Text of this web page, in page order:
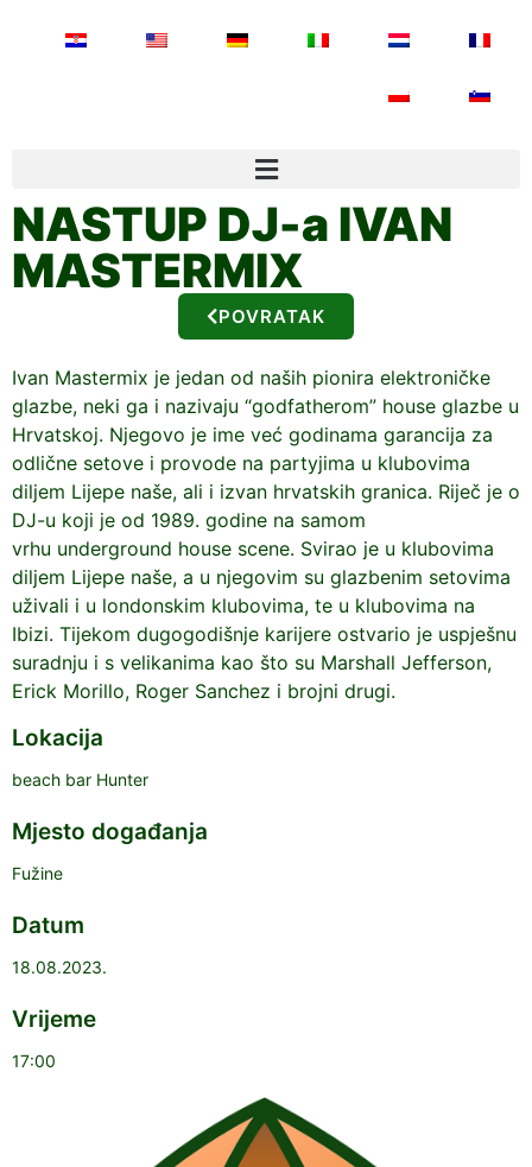
NASTUP DJ-a IVAN
MASTERMIX
POVRATAK
Ivan Mastermix je jedan od naših pionira elektroničke
glazbe, neki ga i nazivaju “godfatherom” house glazbe u
Hrvatskoj. Njegovo je ime već godinama garancija za
odlične setove i provode na partyjima u klubovima
diljem Lijepe naše, ali i izvan hrvatskih granica. Riječ je o
DJ-u koji je od 1989. godine na samom
vrhu underground house scene. Svirao je u klubovima
diljem Lijepe naše, a u njegovim su glazbenim setovima
uživali i u londonskim klubovima, te u klubovima na
Ibizi. Tijekom dugogodišnje karijere ostvario je uspješnu
suradnju i s velikanima kao što su Marshall Jefferson,
Erick Morillo, Roger Sanchez i brojni drugi.
Lokacija
beach bar Hunter
Mjesto događanja
Fužine
Datum
18.08.2023.
Vrijeme
17:00